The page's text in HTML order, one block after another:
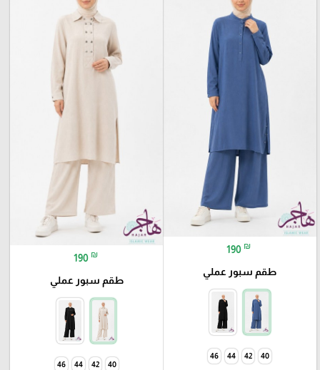
190 ₪
طقم سبور عملي
40
42
44
46
190 ₪
طقم سبور عملي
40
42
44
46